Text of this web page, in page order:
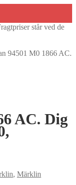
står ved de
94501 M0 1866 AC.
AC. Dig
, Märklin